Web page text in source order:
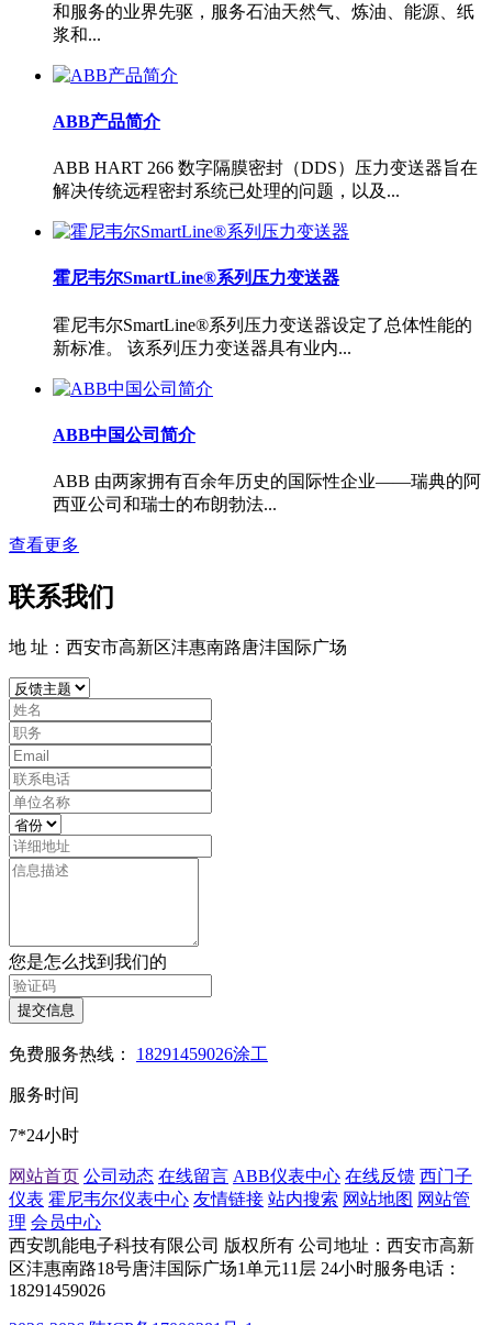
和服务的业界先驱，服务石油天然气、炼油、能源、纸
浆和...
ABB产品简介
ABB HART 266 数字隔膜密封（DDS）压力变送器旨在
解决传统远程密封系统已处理的问题，以及...
霍尼韦尔SmartLine®系列压力变送器
霍尼韦尔SmartLine®系列压力变送器设定了总体性能的
新标准。 该系列压力变送器具有业内...
ABB中国公司简介
ABB 由两家拥有百余年历史的国际性企业——瑞典的阿
西亚公司和瑞士的布朗勃法...
查看更多
联系我们
地 址：西安市高新区沣惠南路唐沣国际广场
您是怎么找到我们的
提交信息
免费服务热线： 18291459026涂工
服务时间
7*24小时
网站首页 公司动态 在线留言 ABB仪表中心 在线反馈 西门子
仪表 霍尼韦尔仪表中心 友情链接 站内搜索 网站地图 网站管
理 会员中心
西安凯能电子科技有限公司 版权所有 公司地址：西安市高新
区沣惠南路18号唐沣国际广场1单元11层 24小时服务电话：
18291459026